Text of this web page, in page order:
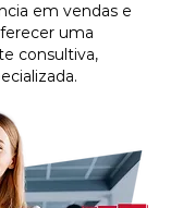
em vendas e
uma
consultiva,